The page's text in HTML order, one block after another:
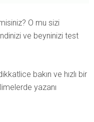
O mu sizi
ve beyninizi test
bakın ve hızlı bir
yazanı